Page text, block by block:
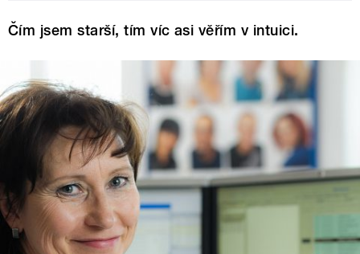
Čím jsem starší, tím víc asi věřím v intuici.